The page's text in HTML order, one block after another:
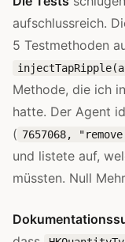
aufschlussreich.
5 Testmethoden
Methode, die ich
hatte. Der Agent
( 7657068,
und listete auf,
müssten. Null